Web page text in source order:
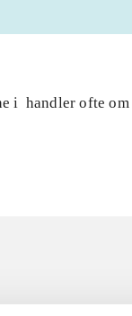
i handler ofte om